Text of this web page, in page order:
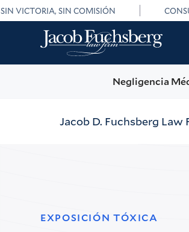
SIN VICTORIA, SIN COMISIÓN
Negligencia
Jacob D. Fuchsberg Law
EXPOSICIÓN TÓXICA